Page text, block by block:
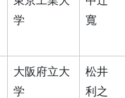
学
寬
大阪府立大
学
松井
利之